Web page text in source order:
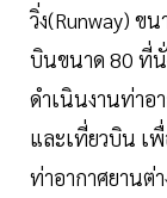
วิ่ง(Runway) ข
บินขนาด 80 ที่นั่
ดำเนินงานท่าอ
และเที่ยวบิน เ
ท่าอากาศยานต่